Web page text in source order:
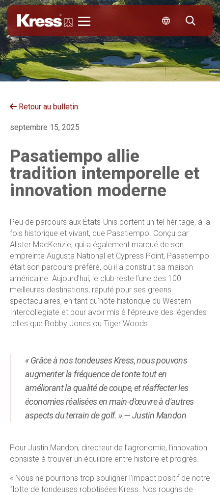
Retour au bulletin
septembre 15, 2025
Pasatiempo allie
tradition intemporelle et
innovation moderne
Peu de parcours aux États-Unis portent un tel héritage, à la
fois historique et vivant, que Pasatiempo. Conçu par
Alister MacKenzie, qui a également marqué de son
empreinte Augusta National et Cypress Point, Pasatiempo
était son parcours préféré, où il a construit sa maison
américaine. Aujourd’hui, le club reste l’une des 100
meilleures destinations, réputé pour ses greens
spectaculaires, en tant qu’hôte historique du Western
Intercollegiate et pour avoir mis à l’épreuve des légendes
telles que Bobby Jones ou Tiger Woods.
« Grâce à nos tondeuses Kress, nous pouvons
augmenter la fréquence de tonte tout en
améliorant la qualité de coupe, et réaffecter les
économies réalisées en main-d'œuvre à d'autres
aspects du terrain de golf. » — Justin Mandon
Pour Justin Mandon, directeur de l’agronomie, l’innovation
consiste à trouver un équilibre entre histoire et progrès.
« Nous ne pourrions trop souligner l’impact positif de notre
flotte de tondeuses robotisées Kress. Nos roughs de